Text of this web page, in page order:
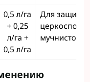
0,5 л/га
+ 0,25
л/га +
0,5 л/га
Для защиты
мучнистой